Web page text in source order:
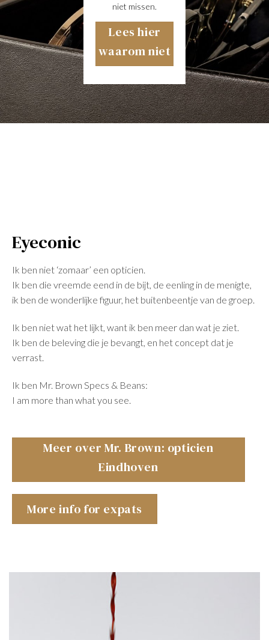
niet missen.
Lees hier
waarom niet
Eyeconic
Ik ben niet ‘zomaar’ een opticien.
Ik ben die vreemde eend in de bijt, de eenling in de menigte,
ik ben de wonderlijke figuur, het buitenbeentje van de groep.
Ik ben niet wat het lijkt, want ik ben meer dan wat je ziet.
Ik ben de beleving die je bevangt, en het concept dat je
verrast.
Ik ben Mr. Brown Specs & Beans:
I am more than what you see.
Meer over Mr. Brown: opticien
Eindhoven
More info for expats